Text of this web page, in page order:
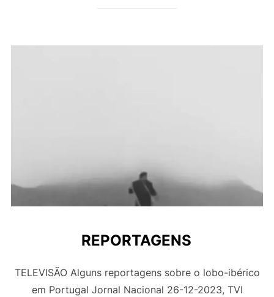
REPORTAGENS
TELEVISÃO Alguns reportagens sobre o lobo-ibérico
em Portugal Jornal Nacional 26-12-2023, TVI